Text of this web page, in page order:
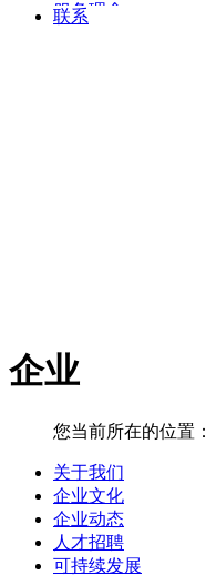
服务理念
联系
企业
您当前所在的位置：
关于我们
企业文化
企业动态
人才招聘
可持续发展